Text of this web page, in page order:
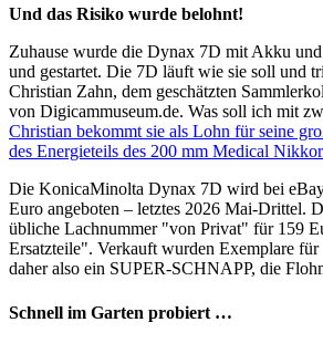
Und das Risiko wurde belohnt!
Zuhause wurde die Dynax 7D mit Akku
und gestartet. Die 7D läuft wie sie soll und
Christian Zahn, dem geschätzten
von Digicammuseum.de. Was soll ich mit
Christian bekommt sie als Lohn für seine
des Energieteils des 200 mm Medical
Die KonicaMinolta Dynax 7D wird bei
Euro angeboten – letztes 2026 Mai-Drittel.
übliche Lachnummer "von Privat" für 159
Ersatzteile". Verkauft wurden Exemplare
daher also ein SUPER-SCHNAPP, die
Schnell im Garten probiert …